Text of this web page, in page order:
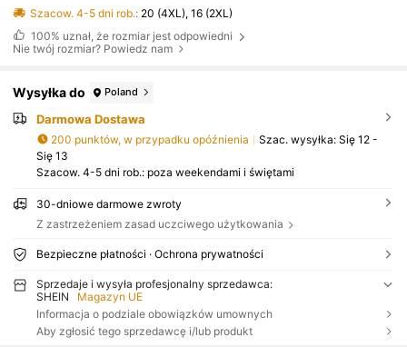
Szacow. 4-5 dni rob.: 20 (4XL), 16 (2XL)
100% uznał, że rozmiar jest odpowiedni
Nie twój rozmiar? Powiedz nam
Wysyłka do Poland
Darmowa Dostawa
200 punktów, w przypadku opóźnienia Szac. wysyłka: Się 12 -
Się 13
Szacow. 4-5 dni rob.: poza weekendami i świętami
30-dniowe darmowe zwroty
Z zastrzeżeniem zasad uczciwego użytkowania
Bezpieczne płatności · Ochrona prywatności
Sprzedaje i wysyła profesjonalny sprzedawca:
SHEIN
Magazyn UE
Informacja o podziale obowiązków umownych
Aby zgłosić tego sprzedawcę i/lub produkt